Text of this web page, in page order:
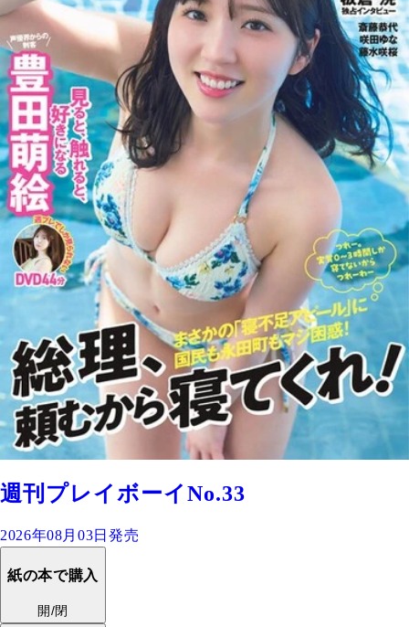
週刊プレイボーイNo.33
2026年08月03日発売
紙の本で購入
開/閉